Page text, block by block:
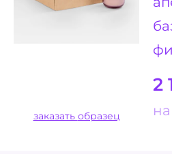
2
заказать образец